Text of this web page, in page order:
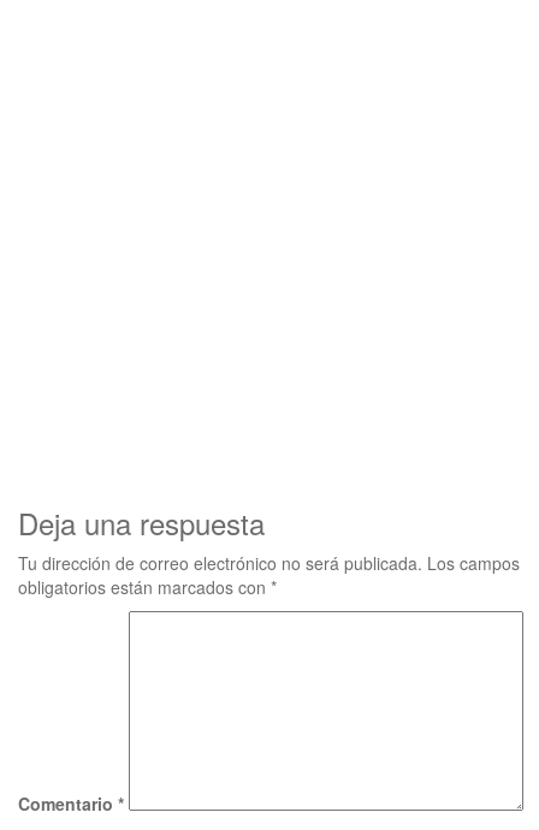
Deja una respuesta
Tu dirección de correo electrónico no será publicada. Los campos
obligatorios están marcados con *
Comentario *